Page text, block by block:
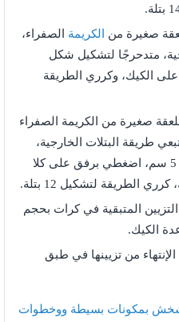
صغيرة من الكريمة الصفراء،
متدحرجًا لتشكيل شكل
ضعيها على الكيك، وكرري الطريقة
صغيرة من الكريمة الصفراء
طريقة البتلات الخارجية،
لتشكيل شكل بيضاوي بطول 5 سم، اضغطي برفق على كلا
الطريقة لتشكيل 12 بتلة.
المتبقية في كرات بحجم
الكيك.
من تزيينها في طبق
بمكونات بسيطة ووخطوات